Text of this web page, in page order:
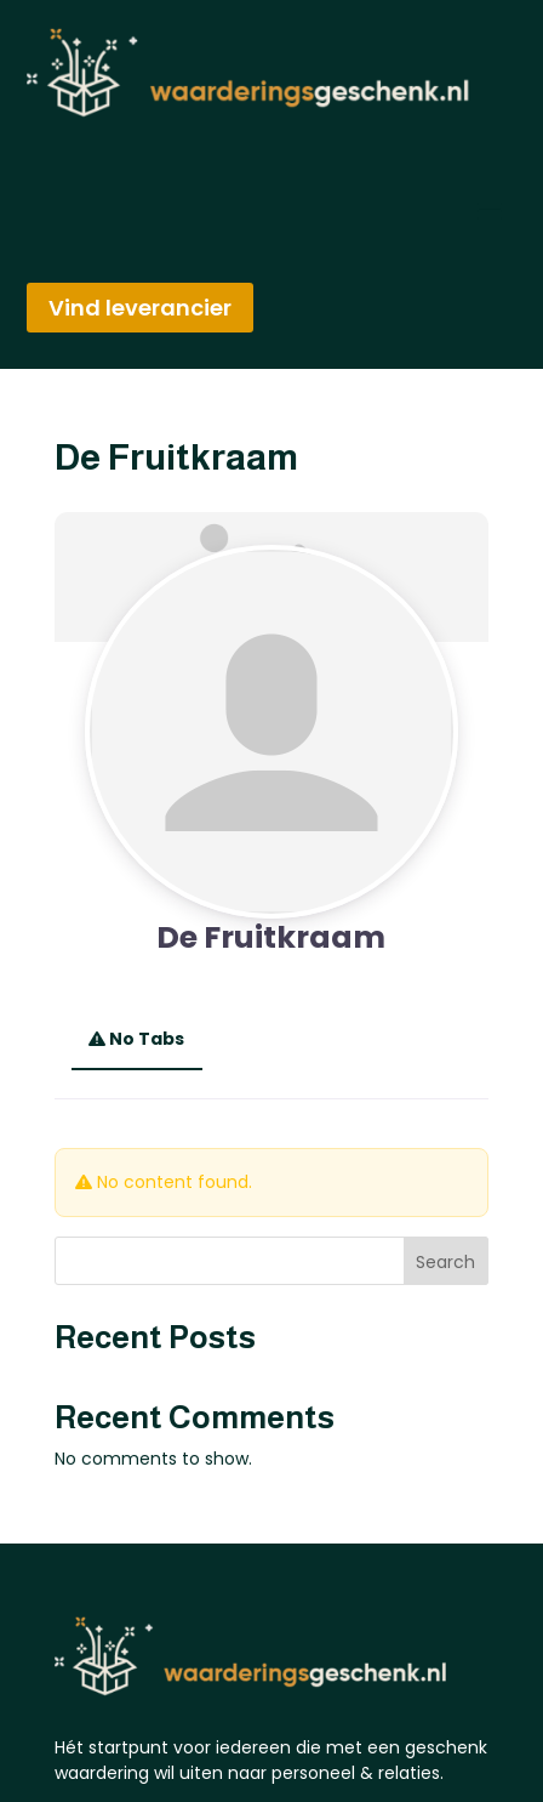
Vind leverancier
De Fruitkraam
De Fruitkraam
No Tabs
No content found.
Search
Recent Posts
Recent Comments
No comments to show.
Hét startpunt voor iedereen die met een geschenk
waardering wil uiten naar personeel & relaties.